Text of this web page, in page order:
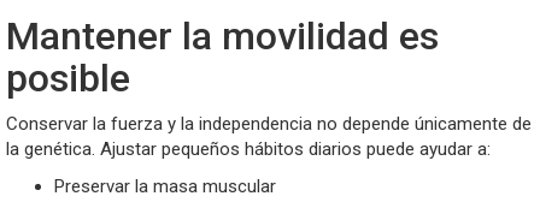
Mantener la movilidad es
posible
Conservar la fuerza y la independencia no depende únicamente de
la genética. Ajustar pequeños hábitos diarios puede ayudar a:
Preservar la masa muscular